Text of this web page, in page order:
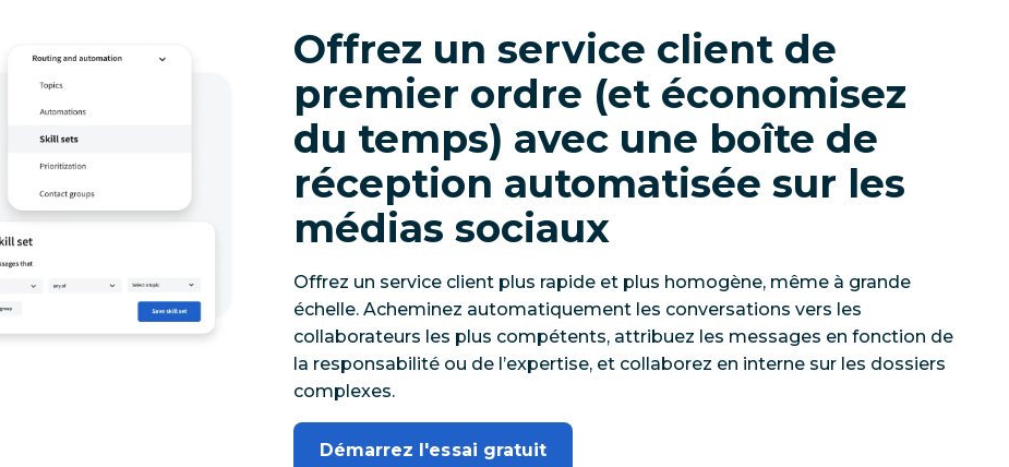
Offrez un service client de
premier ordre (et économisez
du temps) avec une boîte de
réception automatisée sur les
médias sociaux
Offrez un service client plus rapide et plus homogène, même à grande
échelle. Acheminez automatiquement les conversations vers les
collaborateurs les plus compétents, attribuez les messages en fonction de
la responsabilité ou de l’expertise, et collaborez en interne sur les dossiers
complexes.
Démarrez l'essai gratuit